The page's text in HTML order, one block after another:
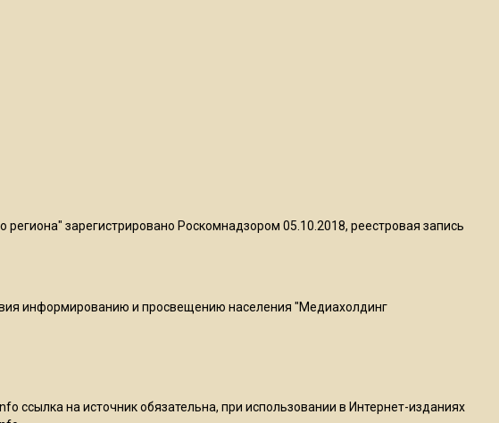
Роман Терюшков назвал
зарегистрировано Роскомнадзором 05.10.2018, реестровая запись
информированию и просвещению населения "Медиахолдинг
ссылка на источник обязательна, при использовании в Интернет-изданиях